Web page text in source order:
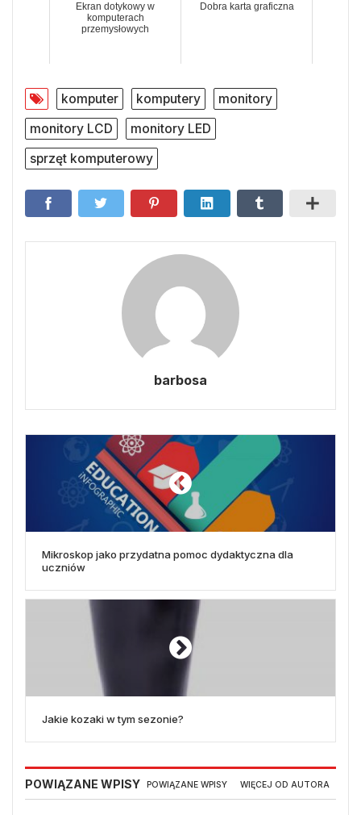
Ekran dotykowy w
komputerach
przemysłowych
Dobra karta graficzna
komputer komputery
monitory
monitory LCD
monitory LED
sprzęt komputerowy
barbosa
Mikroskop jako przydatna pomoc dydaktyczna dla
uczniów
Jakie kozaki w tym sezonie?
POWIĄZANE WPISY POWIĄZANE WPISY WIĘCEJ OD AUTORA